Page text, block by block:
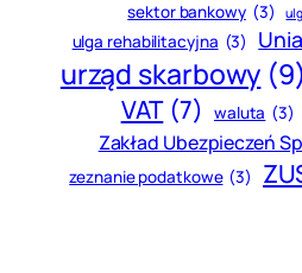
sektor bankowy (3)
ulga rehabilitacyjna (3)
urząd skarbowy (9)
VAT (7) waluta (3)
Zakład Ubezpieczeń
zeznanie podatkowe (3)